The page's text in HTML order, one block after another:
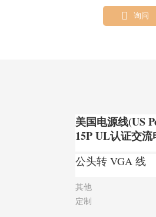
 询问
美国电源线(US
15P UL认证交
公头转 VGA 线
其他
定制